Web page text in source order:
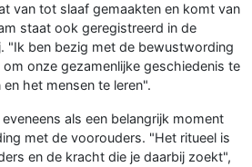
van tot slaaf gemaakten en komt van
staat ook geregistreerd in de
"Ik ben bezig met de bewustwording
onze gezamenlijke geschiedenis te
het mensen te leren".
als een belangrijk moment
met de voorouders. "Het ritueel is
en de kracht die je daarbij zoekt",